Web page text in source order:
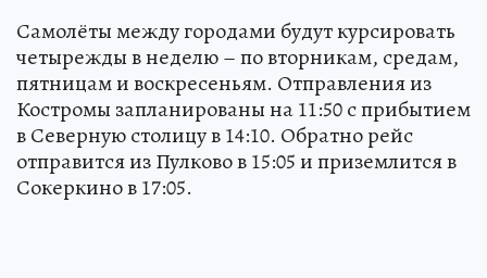
Самолёты между городами будут курсировать
четырежды в неделю – по вторникам, средам,
пятницам и воскресеньям. Отправления из
Костромы запланированы на 11:50 с прибытием
в Северную столицу в 14:10. Обратно рейс
отправится из Пулково в 15:05 и приземлится в
Сокеркино в 17:05.